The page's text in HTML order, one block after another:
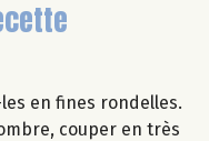
en fines rondelles.
couper en très